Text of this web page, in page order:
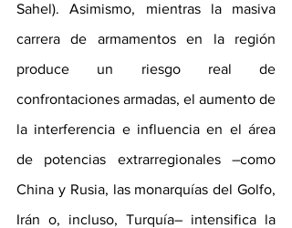
Sahel). Asimismo, mientras la masiva
carrera de armamentos en la región
produce un riesgo real de
confrontaciones armadas, el aumento de
la interferencia e influencia en el área
de potencias extrarregionales –como
China y Rusia, las monarquías del Golfo,
Irán o, incluso, Turquía– intensifica la